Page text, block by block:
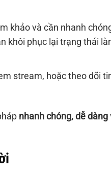
khảo và cần nhanh
khôi phục lại trạng thái
stream, hoặc theo dõi
nhanh chóng, dễ dàng